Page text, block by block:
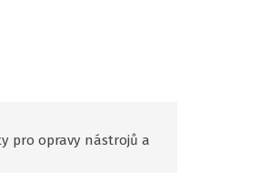
pro opravy nástrojů a